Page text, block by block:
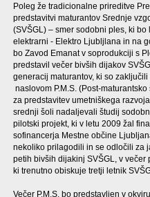
Poleg že tradicionalne prireditve
predstavitvi maturantov Srednje
(SVŠGL) – smer sodobni ples, ki
elektrarni - Elektro Ljubljlana in na
bo Zavod Emanat v soprodukciji s
predstavil večer bivših dijakov
generacij maturantov, ki so
naslovom P.M.S. (Post-
za predstavitev umetniškega
srednji šoli nadaljevali študij
pilotski projekt, ki v letu 2009 žal
sofinancerja Mestne občine
nekoliko prilagodili in se odločili za
petih bivših dijakinj SVŠGL, v večer
ki trenutno obiskuje tretji letnik
Večer P.M.S. bo predstavljen v